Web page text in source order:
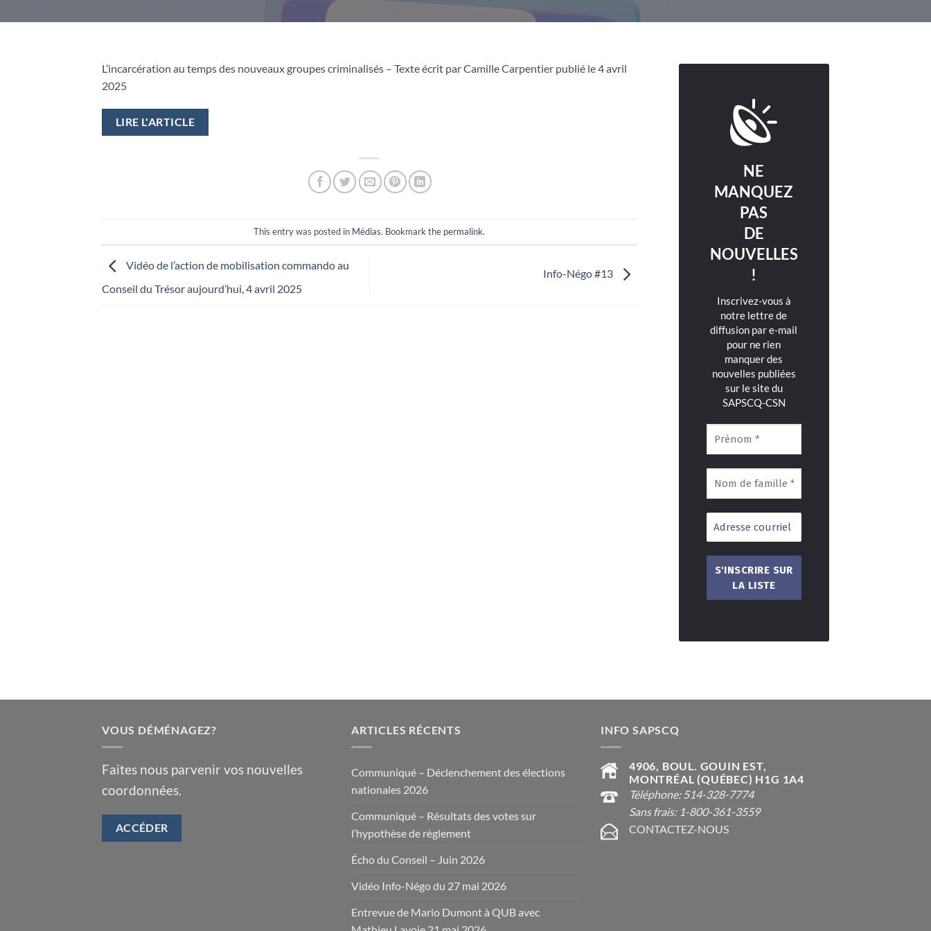
L’incarcération au temps des nouveaux groupes criminalisés – Texte écrit par Camille Carpentier publié le 4 avril
2025
LIRE L'ARTICLE
This entry was posted in Médias. Bookmark the permalink.
Vidéo de l’action de mobilisation commando au
Conseil du Trésor aujourd’hui, 4 avril 2025
Info-Négo #13
NE
MANQUEZ
PAS
DE
NOUVELLES
!
Inscrivez-vous à
notre lettre de
diffusion par e-mail
pour ne rien
manquer des
nouvelles publiées
sur le site du
SAPSCQ-CSN
VOUS DÉMÉNAGEZ?
Faites nous parvenir vos nouvelles
coordonnées.
ACCÉDER
ARTICLES RÉCENTS
Communiqué – Déclenchement des élections
nationales 2026
Communiqué – Résultats des votes sur
l’hypothèse de règlement
Écho du Conseil – Juin 2026
Vidéo Info-Négo du 27 mai 2026
Entrevue de Mario Dumont à QUB avec
INFO SAPSCQ
4906, BOUL. GOUIN EST,
MONTRÉAL (QUÉBEC) H1G 1A4
Téléphone: 514-328-7774
Sans frais: 1-800-361-3559
CONTACTEZ-NOUS